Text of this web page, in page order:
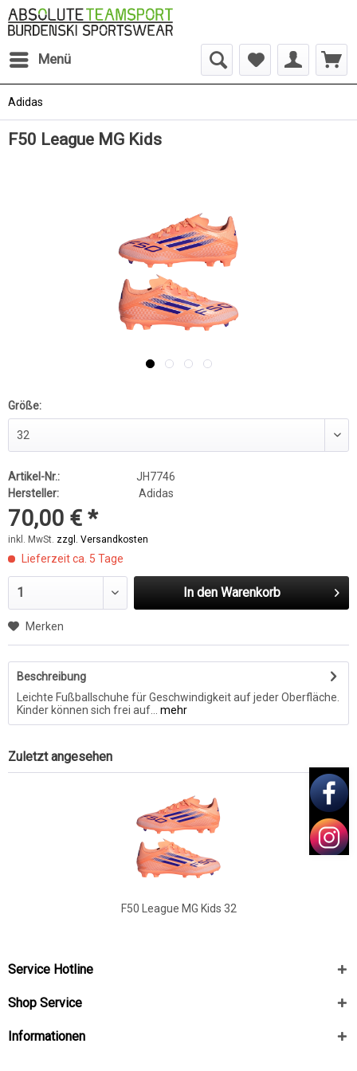
Menü
Adidas
F50 League MG Kids
Größe:
Artikel-Nr.:
JH7746
Hersteller:
Adidas
70,00 € *
inkl. MwSt. zzgl. Versandkosten
Lieferzeit ca. 5 Tage
In den Warenkorb
Merken
Beschreibung
Leichte Fußballschuhe für Geschwindigkeit auf jeder Oberfläche.
Kinder können sich frei auf...
mehr
Zuletzt angesehen
F50 League MG Kids 32
Service Hotline
Shop Service
Informationen